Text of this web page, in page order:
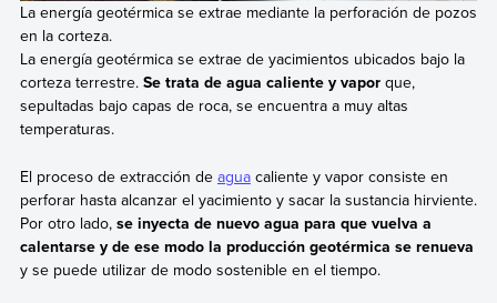
La energía geotérmica se extrae mediante la perforación de pozos
en la corteza.
La energía geotérmica se extrae de yacimientos ubicados bajo la
corteza terrestre. Se trata de agua caliente y vapor que,
sepultadas bajo capas de roca, se encuentra a muy altas
temperaturas.
El proceso de extracción de aguacaliente y vapor consiste en
perforar hasta alcanzar el yacimiento y sacar la sustancia hirviente.
Por otro lado,se inyecta de nuevo agua para que vuelva a
calentarse y de ese modo la producción geotérmica se renueva
y se puede utilizar de modo sostenible en el tiempo.